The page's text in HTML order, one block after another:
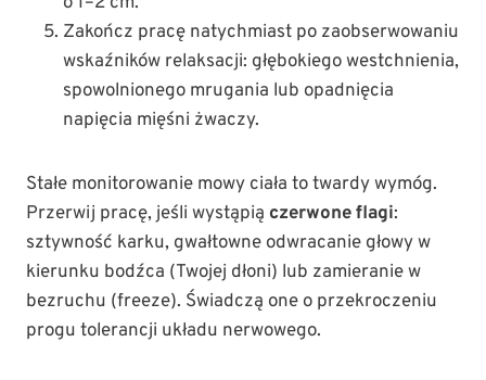
Zakończ pracę natychmiast po zaobserwowaniu
wskaźników relaksacji: głębokiego westchnienia,
spowolnionego mrugania lub opadnięcia
napięcia mięśni żwaczy.
Stałe monitorowanie mowy ciała to twardy wymóg.
Przerwij pracę, jeśli wystąpią czerwone flagi:
sztywność karku, gwałtowne odwracanie głowy w
kierunku bodźca (Twojej dłoni) lub zamieranie w
bezruchu (freeze). Świadczą one o przekroczeniu
progu tolerancji układu nerwowego.